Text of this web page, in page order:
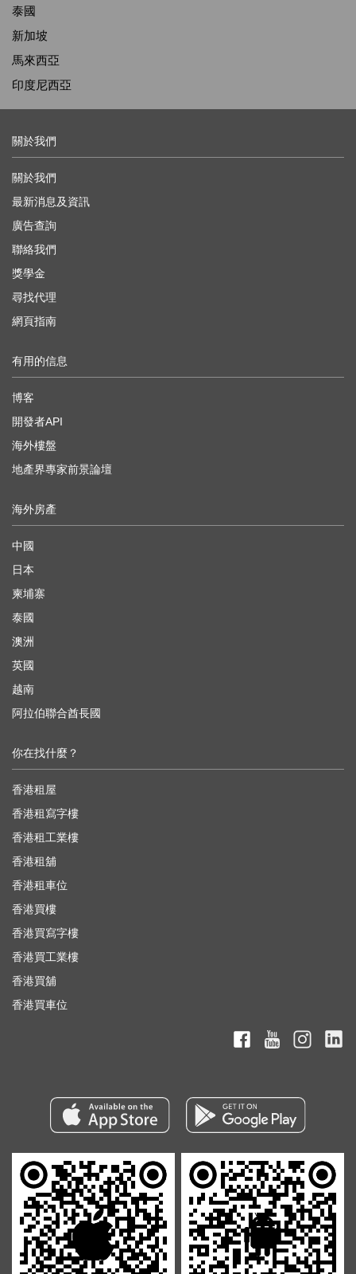
泰國
新加坡
馬來西亞
印度尼西亞
關於我們
關於我們
最新消息及資訊
廣告查詢
聯絡我們
獎學金
尋找代理
網頁指南
有用的信息
博客
開發者API
海外樓盤
地產界專家前景論壇
海外房產
中國
日本
柬埔寨
泰國
澳洲
英國
越南
阿拉伯聯合酋長國
你在找什麼？
香港租屋
香港租寫字樓
香港租工業樓
香港租舖
香港租車位
香港買樓
香港買寫字樓
香港買工業樓
香港買舖
香港買車位